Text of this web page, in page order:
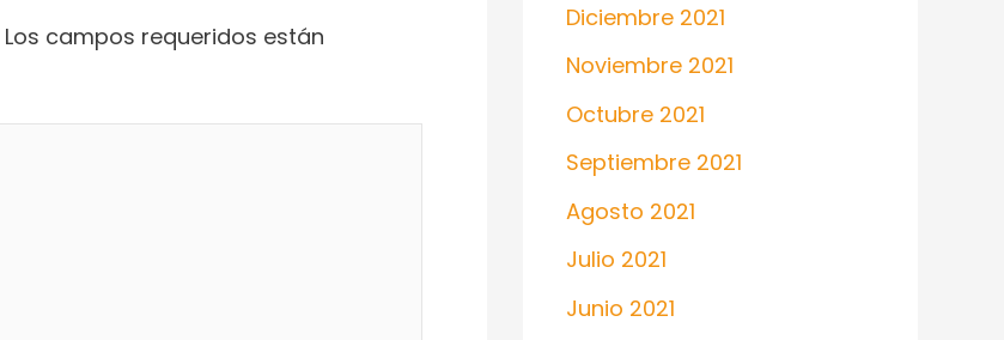
Los campos requeridos están
Diciembre 2021
Noviembre 2021
Octubre 2021
Septiembre 2021
Agosto 2021
Julio 2021
Junio 2021